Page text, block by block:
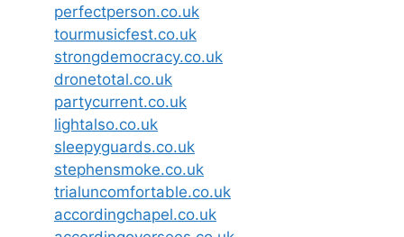
perfectperson.co.uk
tourmusicfest.co.uk
strongdemocracy.co.uk
dronetotal.co.uk
partycurrent.co.uk
lightalso.co.uk
sleepyguards.co.uk
stephensmoke.co.uk
trialuncomfortable.co.uk
accordingchapel.co.uk